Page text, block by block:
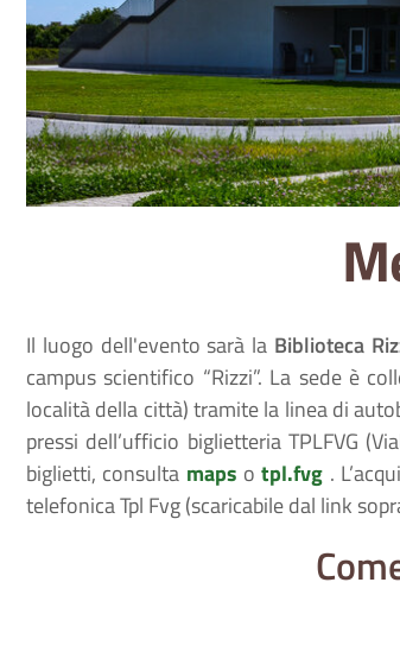
Il luogo dell'evento sarà la Biblioteca
campus scientifico “Rizzi”. La sede è
località della città) tramite la linea di
pressi dell’ufficio biglietteria TPLFVG
biglietti, consulta maps otpl.fvg .
telefonica Tpl Fvg (scaricabile dal link